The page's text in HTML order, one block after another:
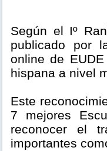
Según el Iº
publicado por
online de
hispana a nivel
Este
7 mejores
reconocer el
importantes